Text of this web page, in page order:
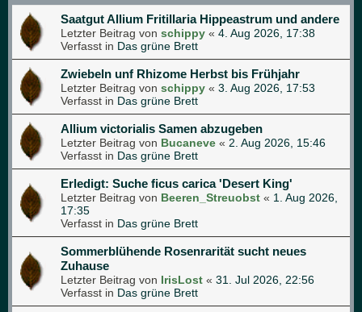
Saatgut Allium Fritillaria Hippeastrum und andere
Letzter Beitrag von schippy « 4. Aug 2026, 17:38
Verfasst in Das grüne Brett
Zwiebeln unf Rhizome Herbst bis Frühjahr
Letzter Beitrag von schippy « 3. Aug 2026, 17:53
Verfasst in Das grüne Brett
Allium victorialis Samen abzugeben
Letzter Beitrag von Bucaneve « 2. Aug 2026, 15:46
Verfasst in Das grüne Brett
Erledigt: Suche ficus carica 'Desert King'
Letzter Beitrag von Beeren_Streuobst « 1. Aug 2026,
17:35
Verfasst in Das grüne Brett
Sommerblühende Rosenrarität sucht neues
Zuhause
Letzter Beitrag von IrisLost « 31. Jul 2026, 22:56
Verfasst in Das grüne Brett